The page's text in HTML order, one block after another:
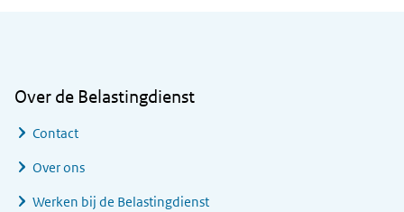
Over de Belastingdienst
Contact
Over ons
Werken bij de Belastingdienst